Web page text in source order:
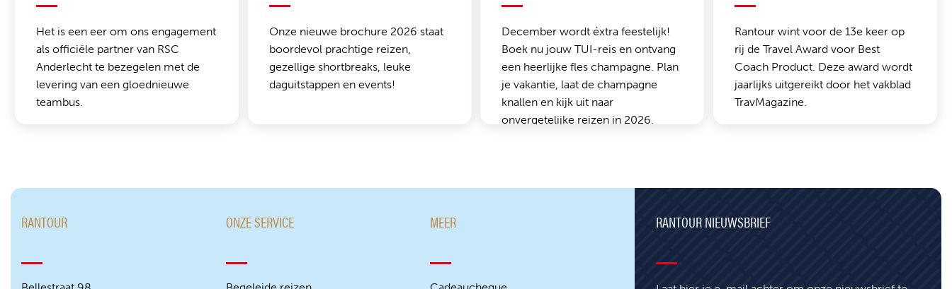
Het is een eer om ons engagement
als officiële partner van RSC
Anderlecht te bezegelen met de
levering van een gloednieuwe
teambus.
Onze nieuwe brochure 2026 staat
boordevol prachtige reizen,
gezellige shortbreaks, leuke
daguitstappen en events!
December wordt éxtra feestelijk!
Boek nu jouw TUI-reis en ontvang
een heerlijke fles champagne. Plan
je vakantie, laat de champagne
knallen en kijk uit naar
onvergetelijke reizen in 2026.
Rantour wint voor de 13e keer op
rij de Travel Award voor Best
Coach Product. Deze award wordt
jaarlijks uitgereikt door het vakblad
TravMagazine.
RANTOUR ONZE SERVICE MEER RANTOUR NIEUWSBRIEF